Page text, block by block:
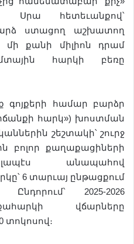
Սրա հետեւանքով՝
ստացող աշխատող
քանի միլիոն դրամ
հարկի բեռը
գոյքերի համար բարձր
հարկ») խոստման
շեշտակի՝ շուրջ
բոլոր քաղաքացիների
անապահով
6 տարւայ ընթացքում
2025-2026
վճարները
տոկոսով։